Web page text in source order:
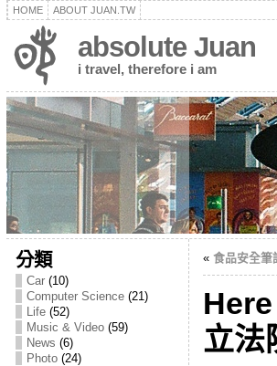
HOME ABOUT JUAN.TW
absolute Juan
i travel, therefore i am
分類
Car(10)
Computer Science(21)
Life(52)
Music & Video(59)
News (6)
Photo(24)
« 食品安全筆
立法